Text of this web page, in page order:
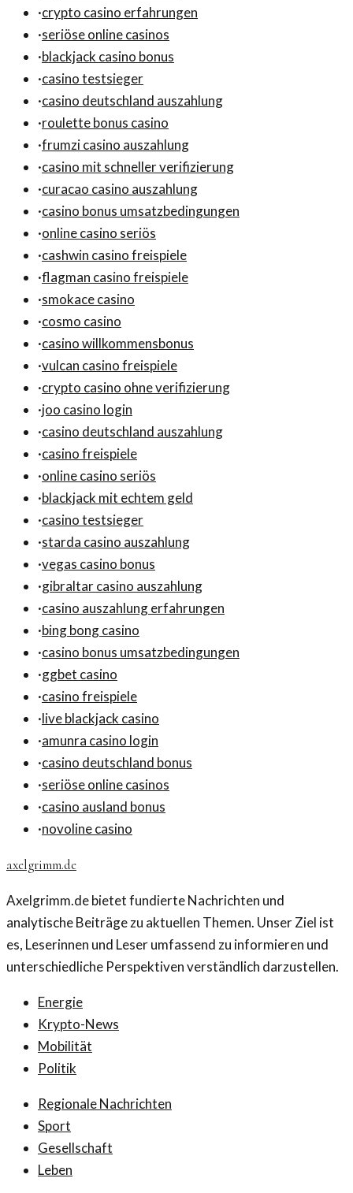
·crypto casino erfahrungen
·seriöse online casinos
·blackjack casino bonus
·casino testsieger
·casino deutschland auszahlung
·roulette bonus casino
·frumzi casino auszahlung
·casino mit schneller verifizierung
·curacao casino auszahlung
·casino bonus umsatzbedingungen
·online casino seriös
·cashwin casino freispiele
·flagman casino freispiele
·smokace casino
·cosmo casino
·casino willkommensbonus
·vulcan casino freispiele
·crypto casino ohne verifizierung
·joo casino login
·casino deutschland auszahlung
·casino freispiele
·online casino seriös
·blackjack mit echtem geld
·casino testsieger
·starda casino auszahlung
·vegas casino bonus
·gibraltar casino auszahlung
·casino auszahlung erfahrungen
·bing bong casino
·casino bonus umsatzbedingungen
·ggbet casino
·casino freispiele
·live blackjack casino
·amunra casino login
·casino deutschland bonus
·seriöse online casinos
·casino ausland bonus
·novoline casino
axelgrimm.de
Axelgrimm.de bietet fundierte Nachrichten und
analytische Beiträge zu aktuellen Themen. Unser Ziel ist
es, Leserinnen und Leser umfassend zu informieren und
unterschiedliche Perspektiven verständlich darzustellen.
Energie
Krypto-News
Mobilität
Politik
Regionale Nachrichten
Sport
Gesellschaft
Leben